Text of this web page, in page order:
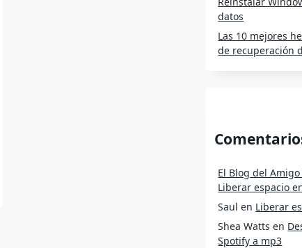
datos
Las 10 mejores
de recuperación
El Blog del
Liberar espacio
Saul en Liberar
Shea Watts en
Spotify a mp3